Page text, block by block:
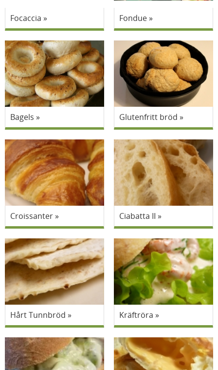
Focaccia Fondue
Bagels Glutenfritt bröd
Croissanter Ciabatta II
Hårt Tunnbröd Kräftröra